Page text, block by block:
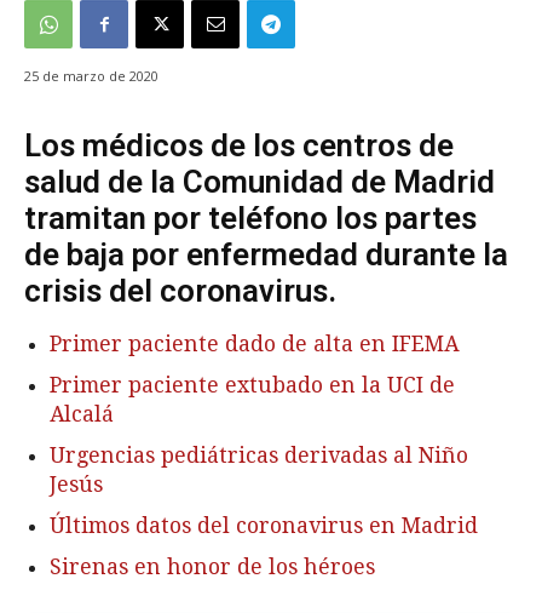
25 de marzo de 2020
Los médicos de los centros de
salud de la Comunidad de Madrid
tramitan por teléfono los partes
de baja por enfermedad durante la
crisis del coronavirus.
Primer paciente dado de alta en IFEMA
Primer paciente extubado en la UCI de
Alcalá
Urgencias pediátricas derivadas al Niño
Jesús
Últimos datos del coronavirus en Madrid
Sirenas en honor de los héroes